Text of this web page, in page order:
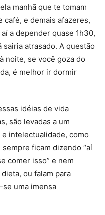
manhã que te tomam
café, e demais afazeres,
a depender quase 1h30,
sairia atrasado. A questão
noite, se você goza do
é melhor ir dormir
idéias de vida
são levadas a um
e intelectualidade, como
ficam dizendo “aí
comer isso” e nem
ou falam para
uma imensa